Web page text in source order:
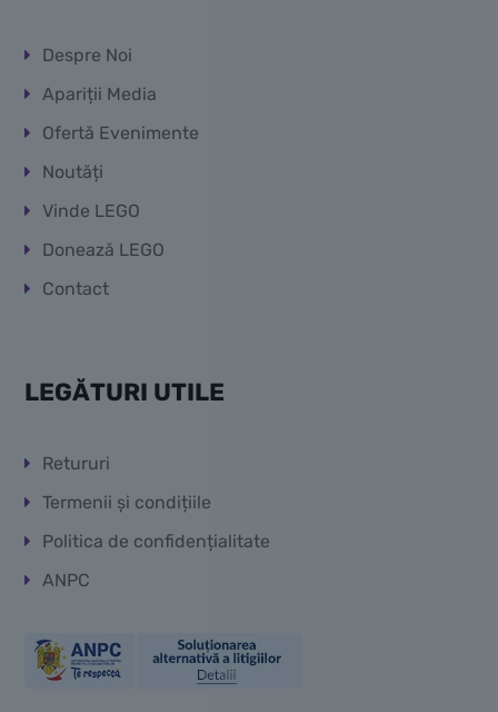
Despre Noi
Apariții Media
Ofertă Evenimente
Noutăți
Vinde LEGO
Donează LEGO
Contact
LEGĂTURI UTILE
Retururi
Termenii și condițiile
Politica de confidențialitate
ANPC